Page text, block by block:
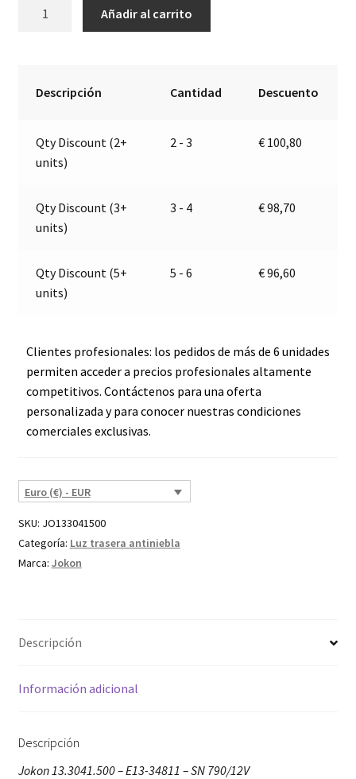
E13-
34811
Añadir al carrito
Descripción Cantidad Descuento
Qty Discount (2+
units)
2 - 3 € 100,80
Qty Discount (3+
units)
3 - 4 €98,70
Qty Discount (5+
units)
5 - 6 €96,60
Clientes profesionales: los pedidos de más de 6 unidades
permiten acceder a precios profesionales altamente
competitivos. Contáctenos para una oferta
personalizada y para conocer nuestras condiciones
comerciales exclusivas.
Euro (€) - EUR
SKU: JO133041500
Categoría: Luz trasera antiniebla
Marca: Jokon
Descripción
Información adicional
Descripción
Jokon 13.3041.500 – E13-34811 – SN 790/12V